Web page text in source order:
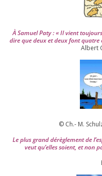
À Samuel Paty : « Il vient
dire que deux et deux font quatre
Albert
© Ch.- M.
Le plus grand dérè­gle­ment de
veut qu’elles soient, et non